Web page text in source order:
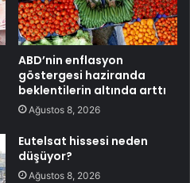
ABD’nin enflasyon
göstergesi haziranda
beklentilerin altında arttı
Ağustos 8, 2026
Eutelsat hissesi neden
düşüyor?
Ağustos 8, 2026